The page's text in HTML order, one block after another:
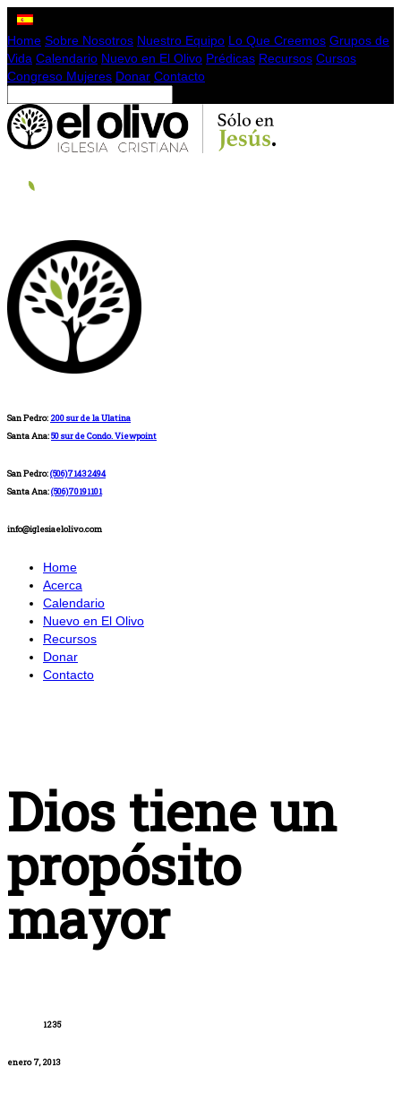
Home Sobre Nosotros Nuestro Equipo Lo Que Creemos Grupos de
Vida Calendario Nuevo en El Olivo Prédicas Recursos Cursos
Congreso Mujeres Donar Contacto
San Pedro: 200 sur de la Ulatina
Santa Ana:50 sur de Condo. Viewpoint
San Pedro:(506)71432494
Santa Ana:(506)70191101
info@iglesiaelolivo.com
Home
Acerca
Calendario
Nuevo en El Olivo
Recursos
Donar
Contacto
Dios tiene un
propósito
mayor
1235
enero 7, 2013